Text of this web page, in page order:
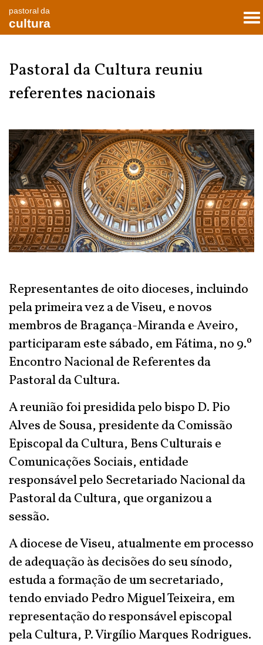
pastoral da
cultura
Pastoral da Cultura reuniu
referentes nacionais
Representantes de oito dioceses, incluindo
pela primeira vez a de Viseu, e novos
membros de Bragança-Miranda e Aveiro,
participaram este sábado, em Fátima, no 9.º
Encontro Nacional de Referentes da
Pastoral da Cultura.
A reunião foi presidida pelo bispo D. Pio
Alves de Sousa, presidente da Comissão
Episcopal da Cultura, Bens Culturais e
Comunicações Sociais, entidade
responsável pelo Secretariado Nacional da
Pastoral da Cultura, que organizou a
sessão.
A diocese de Viseu, atualmente em processo
de adequação às decisões do seu sínodo,
estuda a formação de um secretariado,
tendo enviado Pedro Miguel Teixeira, em
representação do responsável episcopal
pela Cultura, P. Virgílio Marques Rodrigues.